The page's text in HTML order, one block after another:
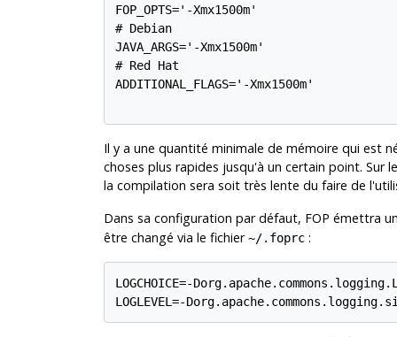
FOP_OPTS='-Xmx1500m'
# Debian
JAVA_ARGS='-Xmx1500m'
# Red Hat
ADDITIONAL_FLAGS='-Xmx1500m'
Il y a une quantité minimale de mémoire qui est
choses plus rapides jusqu'à un certain point. Sur
la compilation sera soit très lente du faire de
Dans sa configuration par défaut, FOP émettra
être changé via le fichier~/.foprc:
LOGCHOICE=-